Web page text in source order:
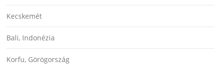
Kecskemét
Bali, Indonézia
Korfu, Görögország